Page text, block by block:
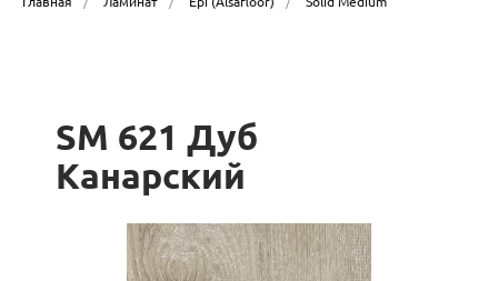
SM 621 Дуб
Канарский